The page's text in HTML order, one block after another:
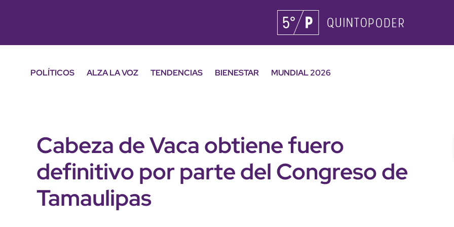
POLÍTICOS ALZA LA VOZ TENDENCIAS BIENESTAR MUNDIAL 2026
Cabeza de Vaca obtiene fuero
definitivo por parte del Congreso de
Tamaulipas